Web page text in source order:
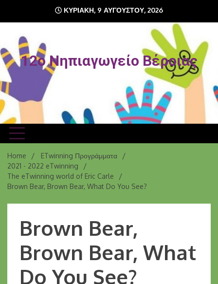
content
ΚΥΡΙΑΚΉ, 9 ΑΥΓΟΎΣΤΟΥ, 2026
12o Νηπιαγωγείο Βέροιας
Home
ETwinning Προγράμματα
2021 - 2022 eTwinning
The eTwinning world of Eric Carle
Brown Bear, Brown Bear, What Do You See?
Brown Bear,
Brown Bear, What
Do You See?